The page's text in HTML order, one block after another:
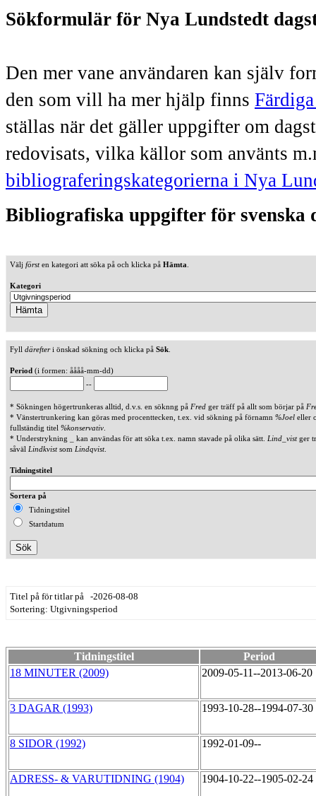
Sökformulär för Nya Lundstedt
Den mer vane användaren kan själv
den som vill ha mer hjälp finns
ställas när det gäller uppgifter om
redovisats, vilka källor som använts
bibliograferingskategorierna i Nya
Bibliografiska uppgifter för svenska
Välj försten kategori att söka på och klicka på Hämta
Kategori
Fyll därefteri önskad sökning och klicka på Sök
Period (i formen: åååå-mm-dd)
--
* Sökningen högertrunkeras alltid, d.v.s. en söknng på Fred ger träff på allt som börjar på
* Vänstertrunkering kan göras med procenttecken, t.ex. vid sökning på förnamn %Joel eller
fullständig titel %konservativ
* Understrykning _ kan användas för att söka t.ex. namn stavade på olika sätt. Lind_vistger
såväl Lindkvistsom Lindqvist.
Tidningstitel
Sortera på
Tidningstitel
Startdatum
Titel på för titlar på -2026-08-08
Sortering: Utgivningsperiod
Tidningstitel
Period
18 MINUTER (2009)
2009-05-11--2013-06-20
3 DAGAR (1993) 1993-10-28--1994-07-30
8 SIDOR (1992) 1992-01-09--
ADRESS- & VARUTIDNING (1904) 1904-10-22--1905-02-24